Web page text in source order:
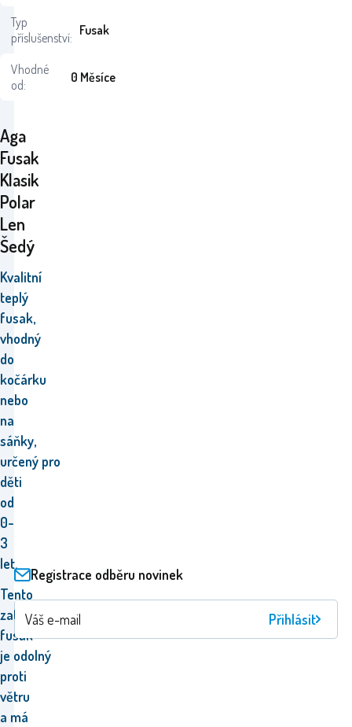
Aga
Fusak
Klasik
Polar
Len
Šedý
Kvalitní
teplý
fusak,
vhodný
do
kočárku
nebo
na
sáňky,
určený pro
děti
od
0-
3
let.
Tento
zateplený
fusak
je odolný
proti
větru
a má
Typ
příslušenství: Fusak
Vhodné
od:
0 Měsíce
Registrace odběru novinek
Přihlásit